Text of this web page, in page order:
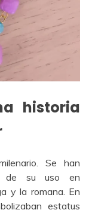
historia
Se han
de su uso en
y la romana. En
estatus